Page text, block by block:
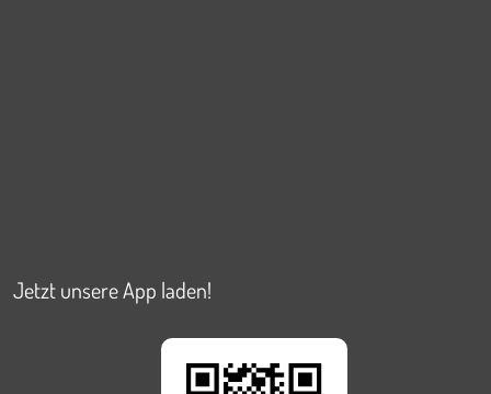
Jetzt unsere App laden!